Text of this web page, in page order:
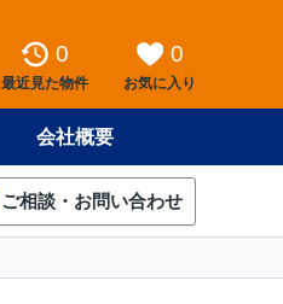
0
最近見た物件
0
お気に入り
会社概要
ご相談・お問い合わせ